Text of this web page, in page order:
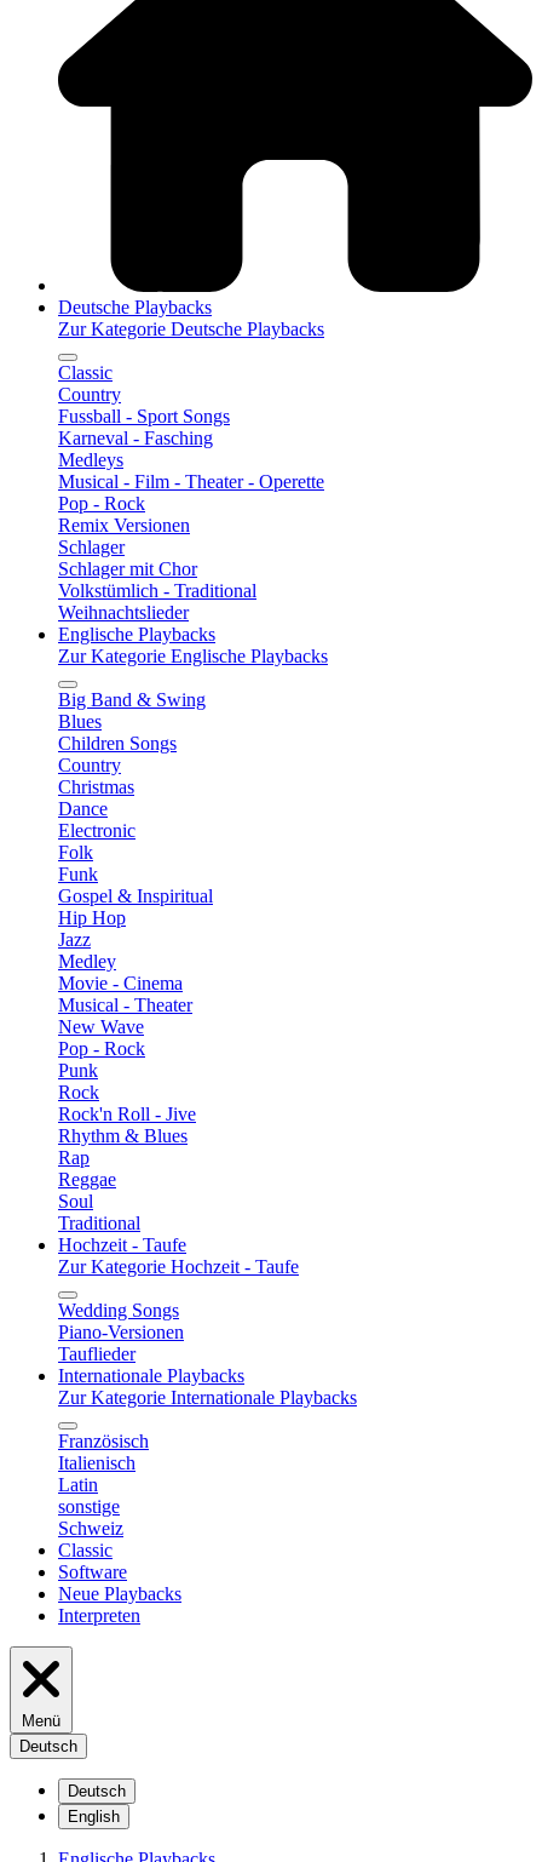
Deutsche Playbacks
Zur Kategorie Deutsche Playbacks
Classic
Country
Fussball - Sport Songs
Karneval - Fasching
Medleys
Musical - Film - Theater - Operette
Pop - Rock
Remix Versionen
Schlager
Schlager mit Chor
Volkstümlich - Traditional
Weihnachtslieder
Englische Playbacks
Zur Kategorie Englische Playbacks
Big Band & Swing
Blues
Children Songs
Country
Christmas
Dance
Electronic
Folk
Funk
Gospel & Inspiritual
Hip Hop
Jazz
Medley
Movie - Cinema
Musical - Theater
New Wave
Pop - Rock
Punk
Rock
Rock'n Roll - Jive
Rhythm & Blues
Rap
Reggae
Soul
Traditional
Hochzeit - Taufe
Zur Kategorie Hochzeit - Taufe
Wedding Songs
Piano-Versionen
Tauflieder
Internationale Playbacks
Zur Kategorie Internationale Playbacks
Französisch
Italienisch
Latin
sonstige
Schweiz
Classic
Software
Neue Playbacks
Interpreten
Menü
Deutsch
Deutsch
English